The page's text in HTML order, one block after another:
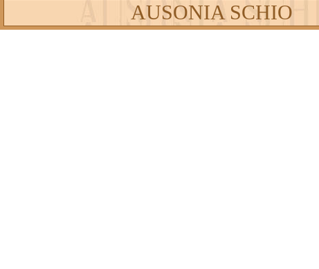
AUSONIA SCHIO